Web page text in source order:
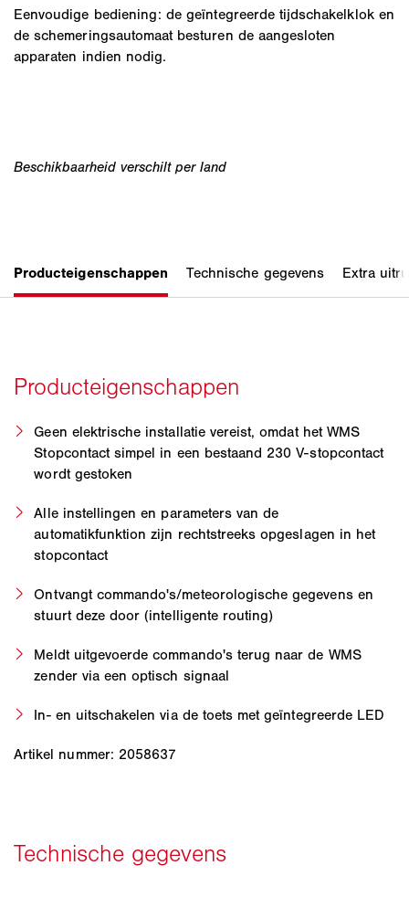
Eenvoudige bediening: de geïntegreerde tijdschakelklok en
de schemeringsautomaat besturen de aangesloten
apparaten indien nodig.
Geen elektrische installatie vereist, omdat het WMS
Stopcontact simpel in een bestaand 230 V-stopcontact
wordt gestoken
Alle instellingen en parameters van de
automatikfunktion zijn rechtstreeks opgeslagen in het
stopcontact
Ontvangt commando's/meteorologische gegevens en
stuurt deze door (intelligente routing)
Meldt uitgevoerde commando's terug naar de WMS
zender via een optisch signaal
In- en uitschakelen via de toets met geïntegreerde LED
Artikel nummer: 2058637